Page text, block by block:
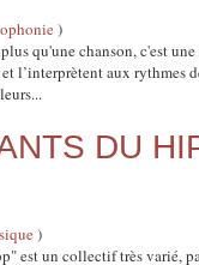
)
qu'une chanson, c'est
l’interprètent aux rythmes
DU
)
est un collectif très varié,